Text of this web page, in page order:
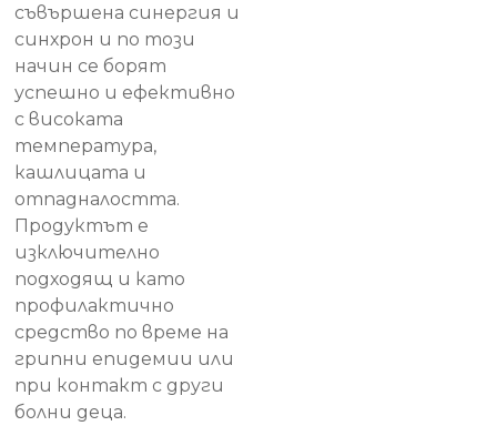
съвършена синергия и
синхрон и по този
начин се борят
успешно и ефективно
с високата
температура,
кашлицата и
отпадналостта.
Продуктът е
изключително
подходящ и като
профилактично
средство по време на
грипни епидемии или
при контакт с други
болни деца.